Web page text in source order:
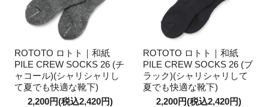
ROTOTO ロトト｜和紙
PILE CREW SOCKS 26 (チ
ャコール)(シャリシャリし
て夏でも快適な靴下)
2,200円(税込2,420円)
ROTOTO ロトト｜和紙
PILE CREW SOCKS 26 (ブ
ラック)(シャリシャリして
夏でも快適な靴下)
2,200円(税込2,420円)